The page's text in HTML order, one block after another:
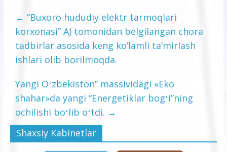
← “Buxoro hududiy elektr tarmoqlari
korxonasi” AJ tomonidan belgilangan chora
tadbirlar asosida keng ko’lamli ta’mirlash
ishlari olib borilmoqda.
Yangi Oʻzbekiston” massividagi «Eko
shahar»da yangi “Energetiklar bogʻi”ning
ochilishi boʻlib oʻtdi. →
Shaxsiy Kabinetlar